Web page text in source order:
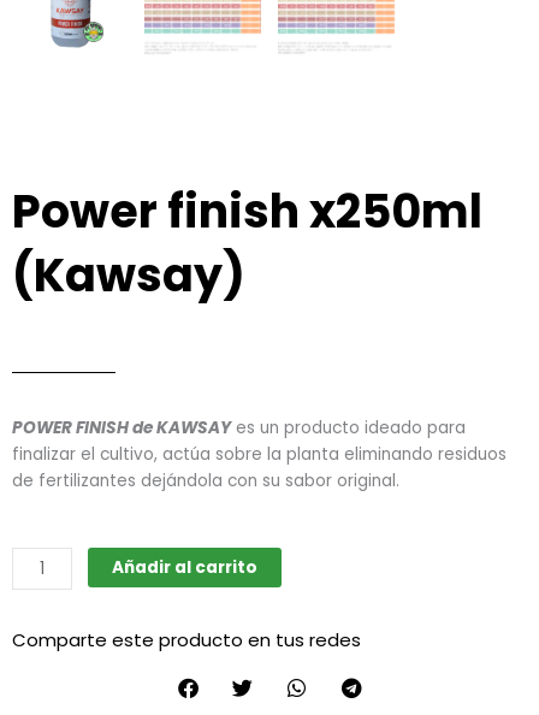
Power finish x250ml
(Kawsay)
POWER FINISH de KAWSAYes un producto ideado para
finalizar el cultivo, actúa sobre la planta eliminando residuos
de fertilizantes dejándola con su sabor original.
Power
finish
(Kawsay)
Añadir al carrito
Comparte este producto en tus redes